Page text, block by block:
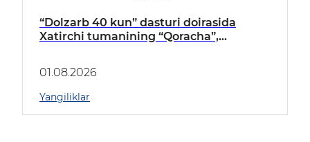
“Dolzarb 40 kun” dasturi doirasida
Xatirchi tumanining “Qoracha”,
borildi
01.08.2026
Yangiliklar